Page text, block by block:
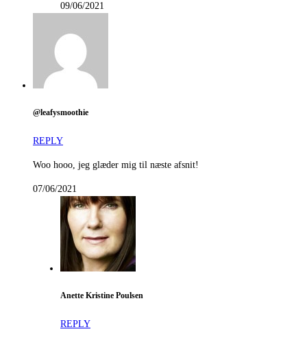
09/06/2021
@leafysmoothie
REPLY
Woo hooo, jeg glæder mig til næste afsnit!
07/06/2021
Anette Kristine Poulsen
REPLY